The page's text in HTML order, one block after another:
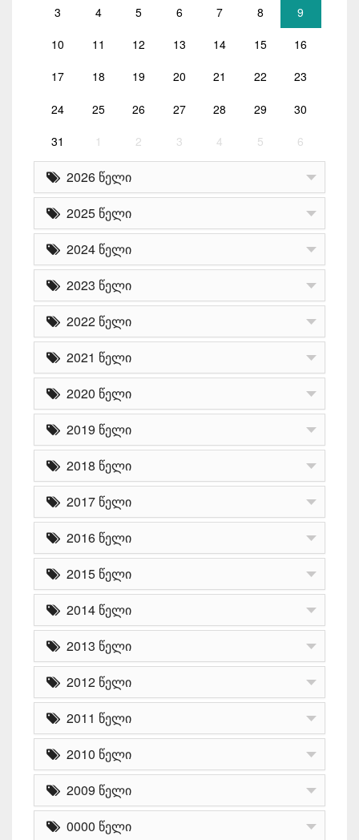
3 4 5 6 7 8 9
10 11 12 13 14 15 16
17 18 19 20 21 22 23
24 25 26 27 28 29 30
31 1 2 3 4 5 6
2026 წელი
2025 წელი
2024 წელი
2023 წელი
2022 წელი
2021 წელი
2020 წელი
2019 წელი
2018 წელი
2017 წელი
2016 წელი
2015 წელი
2014 წელი
2013 წელი
2012 წელი
2011 წელი
2010 წელი
2009 წელი
0000 წელი